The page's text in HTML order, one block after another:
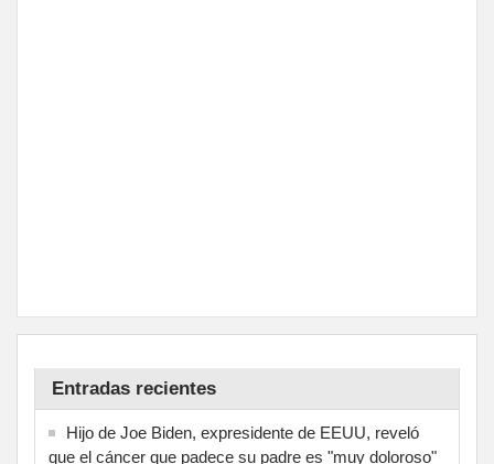
Entradas recientes
Hijo de Joe Biden, expresidente de EEUU, reveló
que el cáncer que padece su padre es "muy doloroso"